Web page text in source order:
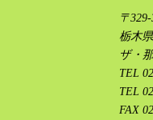
〒
栃木
ザ・
TEL
TEL
FAX